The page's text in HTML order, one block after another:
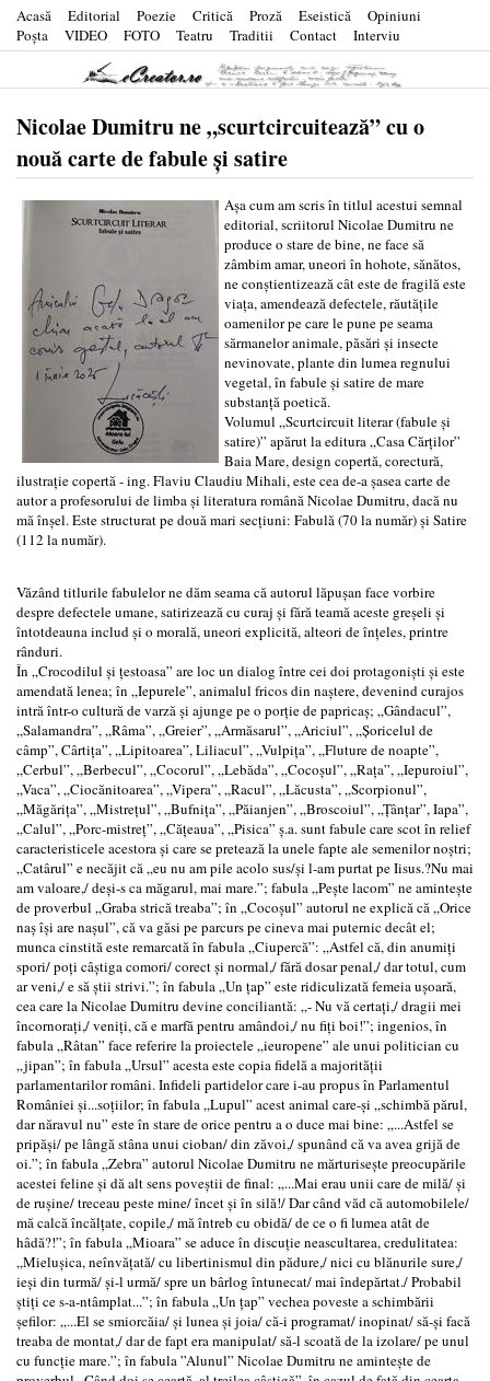
Acasă Editorial Poezie Critică Proză Eseistică
Opiniuni
Poşta
VIDEO FOTO Teatru Traditii Contact Interviu
Nicolae Dumitru ne „scurtcircuitează” cu o
nouă carte de fabule și satire
Așa cum am scris în titlul acestui semnal
editorial, scriitorul Nicolae Dumitru ne
produce o stare de bine, ne face să
zâmbim amar, uneori în hohote, sănătos,
ne conștientizează cât este de fragilă este
viața, amendează defectele, răutățile
oamenilor pe care le pune pe seama
sărmanelor animale, păsări și insecte
nevinovate, plante din lumea regnului
vegetal, în fabule și satire de mare
substanță poetică.
Volumul „Scurtcircuit literar (fabule și
satire)” apărut la editura „Casa Cărților”
Baia Mare, design copertă, corectură,
ilustrație copertă - ing. Flaviu Claudiu Mihali, este cea de-a șasea carte de
autor a profesorului de limba și literatura română Nicolae Dumitru, dacă nu
mă înșel. Este structurat pe două mari secțiuni: Fabulă (70 la număr) și Satire
(112 la număr).
Văzând titlurile fabulelor ne dăm seama că autorul lăpușan face vorbire
despre defectele umane, satirizează cu curaj și fără teamă aceste greșeli și
întotdeauna includ și o morală, uneori explicită, alteori de înțeles, printre
rânduri.
În „Crocodilul și țestoasa” are loc un dialog între cei doi protagoniști și este
amendată lenea; în „Iepurele”, animalul fricos din naștere, devenind curajos
intră într-o cultură de varză și ajunge pe o porție de papricaș; „Gândacul”,
„Salamandra”, „Râma”, „Greier”, „Armăsarul”, „Ariciul”, „Șoricelul de
câmp”, Cârtița”, „Lipitoarea”, Liliacul”, „Vulpița”, „Fluture de noapte”,
„Cerbul”, „Berbecul”, „Cocorul”, „Lebăda”, „Cocoșul”, „Rața”, „Iepuroiul”,
„Vaca”, „Ciocănitoarea”, „Vipera”, „Racul”, „Lăcusta”, „Scorpionul”,
„Măgărița”, „Mistrețul”, „Bufnița”, „Păianjen”, „Broscoiul”, „Țânțar”, Iapa”,
„Calul”, „Porc-mistreț”, „Cățeaua”, „Pisica” ș.a. sunt fabule care scot în relief
caracteristicele acestora și care se pretează la unele fapte ale semenilor noștri;
„Catârul” e necăjit că „eu nu am pile acolo sus/și l-am purtat pe Iisus.?Nu mai
am valoare,/ deși-s ca măgarul, mai mare.”; fabula „Pește lacom” ne amintește
de proverbul „Graba strică treaba”; în „Cocoșul” autorul ne explică că „Orice
naș își are nașul”, că va găsi pe parcurs pe cineva mai puternic decât el;
munca cinstită este remarcată în fabula „Ciupercă”: „Astfel că, din anumiți
spori/ poți câștiga comori/ corect și normal,/ fără dosar penal,/ dar totul, cum
ar veni,/ e să știi strivi.”; în fabula „Un țap” este ridiculizată femeia ușoară,
cea care la Nicolae Dumitru devine conciliantă: „- Nu vă certați,/ dragii mei
încornorați,/ veniți, că e marfă pentru amândoi,/ nu fiți boi!”; ingenios, în
fabula „Râtan” face referire la proiectele „ieuropene” ale unui politician cu
„jipan”; în fabula „Ursul” acesta este copia fidelă a majorității
parlamentarilor români. Infideli partidelor care i-au propus în Parlamentul
României și...soțiilor; în fabula „Lupul” acest animal care-și „schimbă părul,
dar năravul nu” este în stare de orice pentru a o duce mai bine: „...Astfel se
pripăși/ pe lângă stâna unui cioban/ din zăvoi,/ spunând că va avea grijă de
oi.”; în fabula „Zebra” autorul Nicolae Dumitru ne mărturisește preocupările
acestei feline și dă alt sens poveștii de final: „...Mai erau unii care de milă/ și
de rușine/ treceau peste mine/ încet și în silă!/ Dar când văd că automobilele/
mă calcă încălțate, copile,/ mă întreb cu obidă/ de ce o fi lumea atât de
hâdă?!”; în fabula „Mioara” se aduce în discuție neascultarea, credulitatea:
„Mielușica, neînvățată/ cu libertinismul din pădure,/ nici cu blănurile sure,/
ieși din turmă/ și-l urmă/ spre un bârlog întunecat/ mai îndepărtat./ Probabil
știți ce s-a-ntâmplat...”; în fabula „Un țap” vechea poveste a schimbării
șefilor: „...El se smiorcăia/ și lunea și joia/ că-i programat/ inopinat/ să-și facă
treaba de montat,/ dar de fapt era manipulat/ să-l scoată de la izolare/ pe unul
cu funcție mare.”; în fabula ”Alunul” Nicolae Dumitru ne amintește de